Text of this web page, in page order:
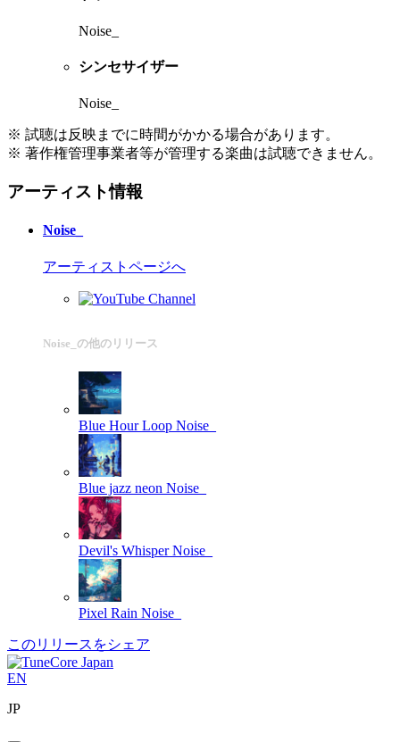
Noise_
シンセサイザー
Noise_
※ 試聴は反映までに時間がかかる場合があります。
※ 著作権管理事業者等が管理する楽曲は試聴できません。
アーティスト情報
Noise_
アーティストページへ
Noise_の他のリリース
Blue Hour Loop Noise_
Blue jazz neon Noise_
Devil's Whisper Noise_
Pixel Rain Noise_
このリリースをシェア
EN
JP